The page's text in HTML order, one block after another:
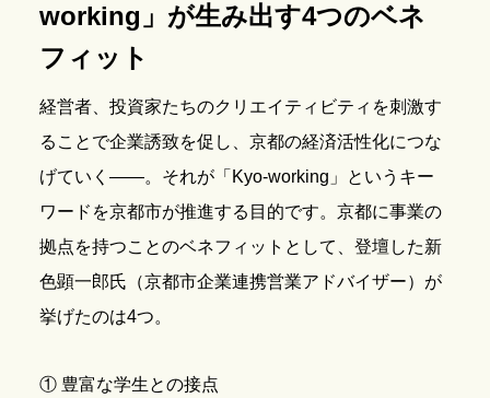
working」が生み出す4つのベネ
フィット
経営者、投資家たちのクリエイティビティを刺激す
ることで企業誘致を促し、京都の経済活性化につな
げていく――。それが「Kyo-working」というキー
ワードを京都市が推進する目的です。京都に事業の
拠点を持つことのベネフィットとして、登壇した新
色顕一郎氏（京都市企業連携営業アドバイザー）が
挙げたのは4つ。
① 豊富な学生との接点